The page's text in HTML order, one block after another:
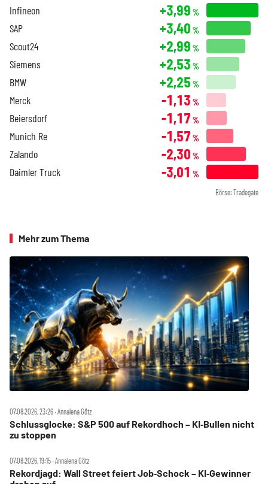
Infineon +3,99 %
SAP +3,40 %
Scout24 +2,99 %
Siemens +2,53 %
BMW +2,25 %
Merck -1,13 %
Beiersdorf -1,17 %
Munich Re -1,57 %
Zalando -2,30 %
Daimler Truck -3,01 %
Börse: Tradegate
Mehr zum Thema
07.08.2026, 23:26 ‧ Annalena Götz
Schlussglocke: S&P 500 auf Rekordhoch – KI‑Bullen nicht
zu stoppen
07.08.2026, 19:15 ‧ Annalena Götz
Rekordjagd: Wall Street feiert Job‑Schock – KI‑Gewinner